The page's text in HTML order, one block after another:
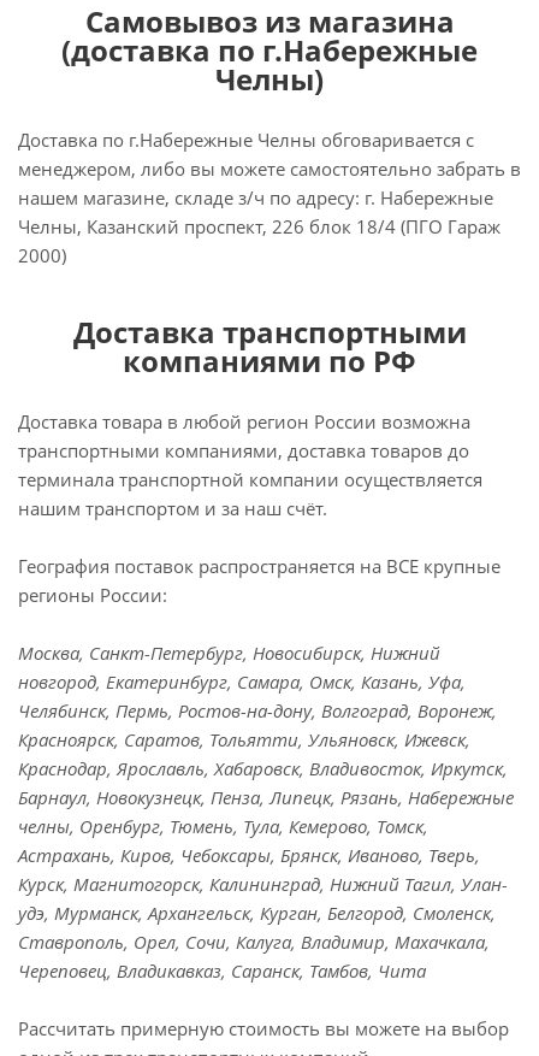
Самовывоз из магазина
(доставка по г.Набережные
Челны)
Доставка по г.Набережные Челны обговаривается с
менеджером, либо вы можете самостоятельно забрать в
нашем магазине, складе з/ч по адресу: г. Набережные
Челны, Казанский проспект, 226 блок 18/4 (ПГО Гараж
2000)
Доставка транспортными
компаниями по РФ
Доставка товара в любой регион России возможна
транспортными компаниями, доставка товаров до
терминала транспортной компании осуществляется
нашим транспортом и за наш счёт.
География поставок распространяется на ВСЕ крупные
регионы России:
Москва, Санкт-Петербург, Новосибирск, Нижний
новгород, Екатеринбург, Самара, Омск, Казань, Уфа,
Челябинск, Пермь, Ростов-на-дону, Волгоград, Воронеж,
Красноярск, Саратов, Тольятти, Ульяновск, Ижевск,
Краснодар, Ярославль, Хабаровск, Владивосток, Иркутск,
Барнаул, Новокузнецк, Пенза, Липецк, Рязань, Набережные
челны, Оренбург, Тюмень, Тула, Кемерово, Томск,
Астрахань, Киров, Чебоксары, Брянск, Иваново, Тверь,
Курск, Магнитогорск, Калининград, Нижний Тагил, Улан-
удэ, Мурманск, Архангельск, Курган, Белгород, Смоленск,
Ставрополь, Орел, Сочи, Калуга, Владимир, Махачкала,
Череповец, Владикавказ, Саранск, Тамбов, Чита
Рассчитать примерную стоимость вы можете на выбор